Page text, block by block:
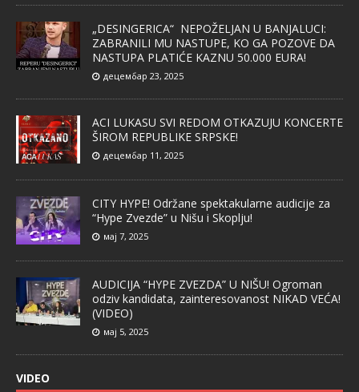
„DESINGERICA“ NEPOŽELJAN U BANJALUCI:
ZABRANILI MU NASTUPE, KO GA POZOVE DA
NASTUPA PLATIĆE KAZNU 50.000 EURA!
децембар 23, 2025
ACI LUKASU SVI REDOM OTKAZUJU KONCERTE
ŠIROM REPUBLIKE SRPSKE!
децембар 11, 2025
CITY HYPE! Održane spektakularne audicije za
“Hype Zvezde” u Nišu i Skoplju!
мај 7, 2025
AUDICIJA “HYPE ZVEZDA” U NIŠU! Ogroman
odziv kandidata, zainteresovanost NIKAD VEĆA!
(VIDEO)
мај 5, 2025
VIDEO